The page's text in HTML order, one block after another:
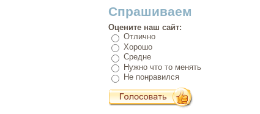
Спрашиваем
Оцените наш сайт:
Отлично
Хорошо
Средне
Нужно что то менять
Не понравился